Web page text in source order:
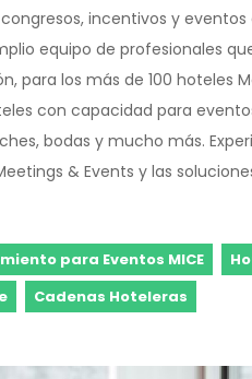
incentivos y
equipo de profesionales
para los más de 100 hoteles
con capacidad para
bodas y mucho más.
& Events y las
para Eventos MICE
Cadenas Hoteleras